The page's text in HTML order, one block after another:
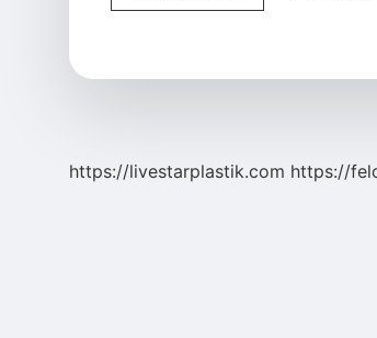
Demek
https://livestarplastik.com https://